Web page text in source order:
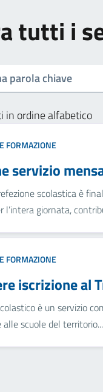
tutti i
in ordine alfabetico
FORMAZIONE
servizio
scolastica è
l’intera giornata,
FORMAZIONE
iscrizione al
è un servizio
scuole del territorio...